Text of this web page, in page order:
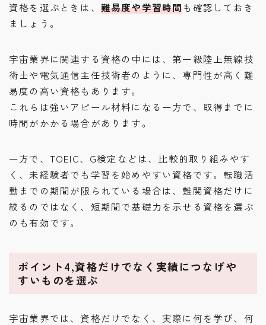
資格を選ぶときは、 難易度や学習時間も確認しておき
ましょう。
宇宙業界に関連する資格の中には、第一級陸上無線技
術士や電気通信主任技術者のように、専門性が高く難
易度の高い資格もあります。
これらは強いアピール材料になる一方で、取得までに
時間がかかる場合があります。
一方で、TOEIC、G検定などは、比較的取り組みやす
く、未経験者でも学習を始めやすい資格です。転職活
動までの期間が限られている場合は、難関資格だけに
絞るのではなく、短期間で基礎力を示せる資格を選ぶ
のも有効です。
ポイント4,資格だけでなく実績につなげや
すいものを選ぶ
宇宙業界では、資格だけでなく、実際に何を学び、何